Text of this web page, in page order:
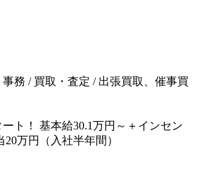
務 / 買取・査定 / 出張買取、催事買
ート！ 基本給30.1万円～＋インセン
万円（入社半年間）